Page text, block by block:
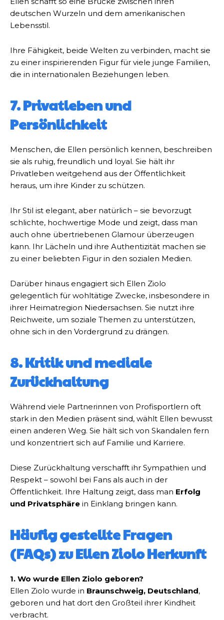
deutschen Wurzeln und dem amerikanischen
Lebensstil.
Ihre Fähigkeit, beide Welten zu verbinden, macht sie
zu einer inspirierenden Figur für viele junge Familien,
die in internationalen Beziehungen leben.
7. Privatleben und
Persönlichkeit
Menschen, die Ellen persönlich kennen, beschreiben
sie als ruhig, freundlich und loyal. Sie hält ihr
Privatleben weitgehend aus der Öffentlichkeit
heraus, um ihre Kinder zu schützen.
Ihr Stil ist elegant, aber natürlich – sie bevorzugt
schlichte, hochwertige Mode und zeigt, dass man
auch ohne übertriebenen Glamour überzeugen
kann. Ihr Lächeln und ihre Authentizität machen sie
zu einer beliebten Figur in den sozialen Medien.
Darüber hinaus engagiert sich Ellen Ziolo
gelegentlich für wohltätige Zwecke, insbesondere in
ihrer Heimatregion Niedersachsen. Sie nutzt ihre
Reichweite, um soziale Themen zu unterstützen,
ohne sich in den Vordergrund zu drängen.
8. Kritik und mediale
Zurückhaltung
Während viele Partnerinnen von Profisportlern oft
stark in den Medien präsent sind, wählt Ellen bewusst
einen anderen Weg. Sie hält sich von Skandalen fern
und konzentriert sich auf Familie und Karriere.
Diese Zurückhaltung verschafft ihr Sympathien und
Respekt – sowohl bei Fans als auch in der
Öffentlichkeit. Ihre Haltung zeigt, dass man Erfolg
und Privatsphäre in Einklang bringen kann.
Häufig gestellte Fragen
(FAQs) zu Ellen Ziolo Herkunft
1. Wo wurde Ellen Ziolo geboren?
Ellen Ziolo wurde in Braunschweig, Deutschland,
geboren und hat dort den Großteil ihrer Kindheit
verbracht.